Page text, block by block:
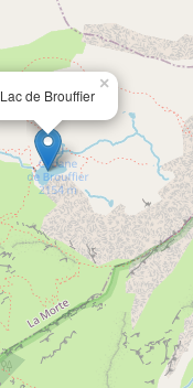
Lac de Brouffier
×